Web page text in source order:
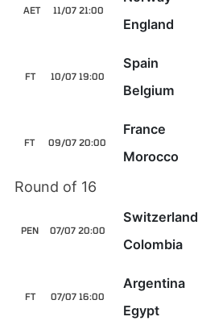
11/07 21:00
AET
England
10/07 19:00
FT
Spain
Belgium
09/07 20:00
FT
France
Morocco
Round of 16
07/07 20:00
PEN
Switzerland
Colombia
07/07 16:00
FT
Argentina
Egypt